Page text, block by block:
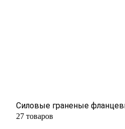
Силовые граненые
27 товаров